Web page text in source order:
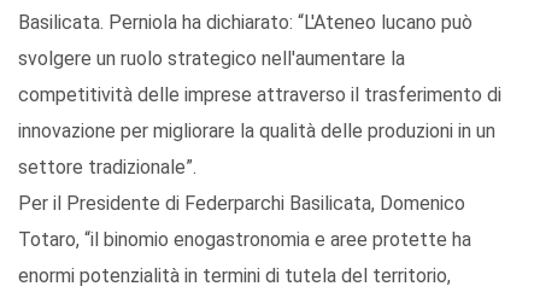
Basilicata. Perniola ha dichiarato: “L'Ateneo lucano può
svolgere un ruolo strategico nell'aumentare la
competitività delle imprese attraverso il trasferimento di
innovazione per migliorare la qualità delle produzioni in un
settore tradizionale”.
Per il Presidente di Federparchi Basilicata, Domenico
Totaro, “il binomio enogastronomia e aree protette ha
enormi potenzialità in termini di tutela del territorio,